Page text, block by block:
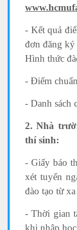
- Kết quả
đơn đăng ký
Hình thức
- Điểm
- Danh sách
2. Nhà
thí sinh:
- Giấy báo
xét tuyển
đào tạo từ
- Thời gian
khi nhập